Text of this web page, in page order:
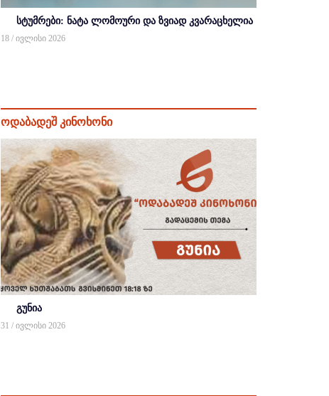
სტუმრები: ნატა ლომოური და ზვიად კვარაცხელია
18 / ივლისი 2026
ოდაბადეშ კინოხონი
გუნია
31 / ივლისი 2026